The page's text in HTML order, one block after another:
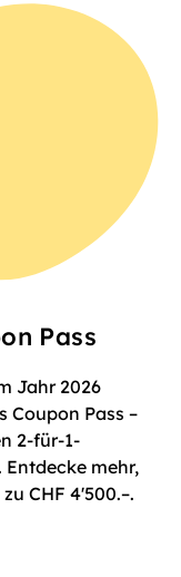
Pass
Jahr 2026
Coupon Pass –
2-für-1-
Entdecke mehr,
CHF 4'500.–.